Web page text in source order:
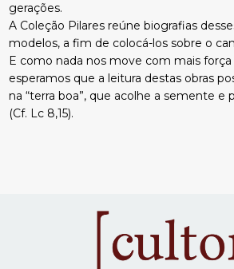
gerações.
A Coleção Pilares reúne biografias
modelos, a fim de colocá-los sobre o
E como nada nos move com mais
esperamos que a leitura destas obras
na “terra boa”, que acolhe a semente
(Cf. Lc 8,15).